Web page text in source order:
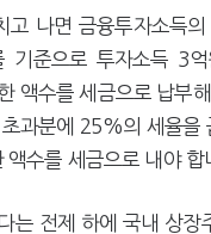
고 나면 금융투자소득의
기준으로 투자소득 3
액수를 세금으로 납부
과분에 25%의 세율을
수를 세금으로 내야 합
는 전제 하에 국내 상장